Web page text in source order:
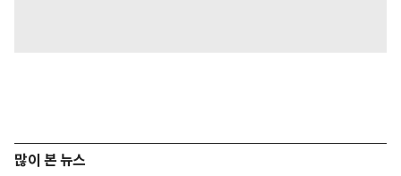
많이 본 뉴스